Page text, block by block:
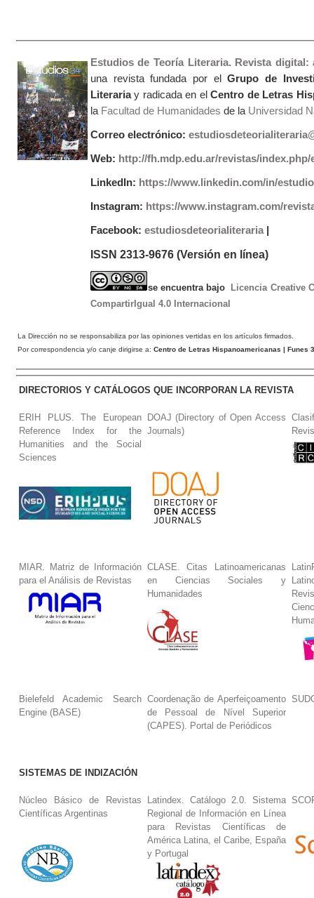
Estudios de Teoría Literaria. Revista
una revista fundada por elGrupo de
Literariay radicada en elCentro de Letras
la Facultad de Humanidades de laUniversidad
Correo electrónico:
Web: http://fh.mdp.edu.ar/revistas/index.php/
LinkedIn: https://www.linkedin.com/in/
Instagram: https://www.instagram.com/
Facebook: estudiosdeteorialiteraria|
ISSN 2313-9676 (Versión en línea)
se encuentra bajo Licencia Creative
CompartirIgual 4.0 Internacional
La Dirección no se responsabiliza por las opiniones vertidas en los artículos firmados.
Por correspondencia y/o canje dirigirse a: Centro de Letras Hispanoamericanas | Funes
DIRECTORIOS Y CATÁLOGOS QUE INCORPORAN LA REVISTA
ERIH PLUS. The European
Reference Index for the
Humanities and the Social
Sciences
DOAJ (Directory of Open Access
Journals)
MIAR. Matriz de Información
para el Análisis de Revistas
CLASE. Citas Latinoamericanas
en Ciencias Sociales y
Humanidades
Bielefeld Academic Search
Engine (BASE)
Coordenação de Aperfeiçoamento
de Pessoal de Nível Superior
(CAPES). Portal de Periódicos
SISTEMAS DE INDIZACIÓN
Núcleo Básico de Revistas
Científicas Argentinas
Latindex. Catálogo 2.0. Sistema
Regional de Información en Línea
para Revistas Científicas de
América Latina, el Caribe, España
y Portugal